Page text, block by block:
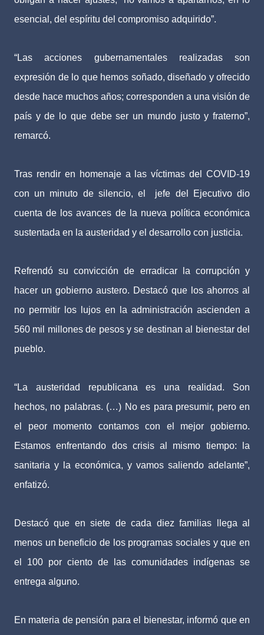
esencial, del espíritu del compromiso adquirido”.
“Las acciones gubernamentales realizadas son
expresión de lo que hemos soñado, diseñado y ofrecido
desde hace muchos años; corresponden a una visión de
país y de lo que debe ser un mundo justo y fraterno”,
remarcó.
Tras rendir en homenaje a las víctimas del COVID-19
con un minuto de silencio, el
jefe del Ejecutivo dio
cuenta de los avances de la nueva política económica
sustentada en la austeridad y el desarrollo con justicia.
Refrendó su convicción de erradicar la corrupción y
hacer un gobierno austero. Destacó que los ahorros al
no permitir los lujos en la administración ascienden a
560 mil millones de pesos y se destinan al bienestar del
pueblo.
“La austeridad republicana es una realidad. Son
hechos, no palabras. (…) No es para presumir, pero en
el peor momento contamos con el mejor gobierno.
Estamos enfrentando dos crisis al mismo tiempo: la
sanitaria y la económica, y vamos saliendo adelante”,
enfatizó.
Destacó que en siete de cada diez familias llega al
menos un beneficio de los programas sociales y que en
el 100 por ciento de las comunidades indígenas se
entrega alguno.
En materia de pensión para el bienestar, informó que en